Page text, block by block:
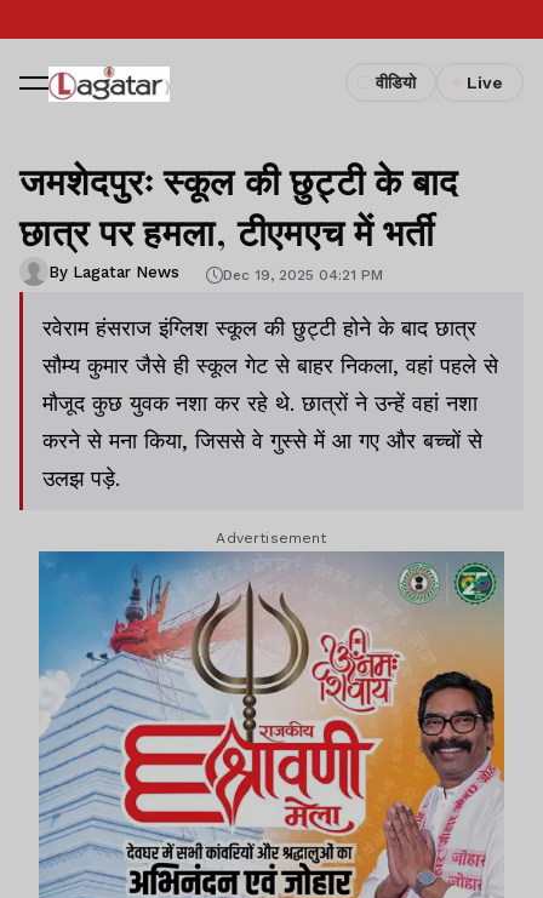
वीडियो Live
जमशेदपुरः स्कूल की छुट्टी के बाद
छात्र पर हमला, टीएमएच में भर्ती
By Lagatar News Dec 19, 2025 04:21 PM
रवेराम हंसराज इंग्लिश स्कूल की छुट्टी होने के बाद छात्र
सौम्य कुमार जैसे ही स्कूल गेट से बाहर निकला, वहां पहले से
मौजूद कुछ युवक नशा कर रहे थे. छात्रों ने उन्हें वहां नशा
करने से मना किया, जिससे वे गुस्से में आ गए और बच्चों से
उलझ पड़े.
Advertisement